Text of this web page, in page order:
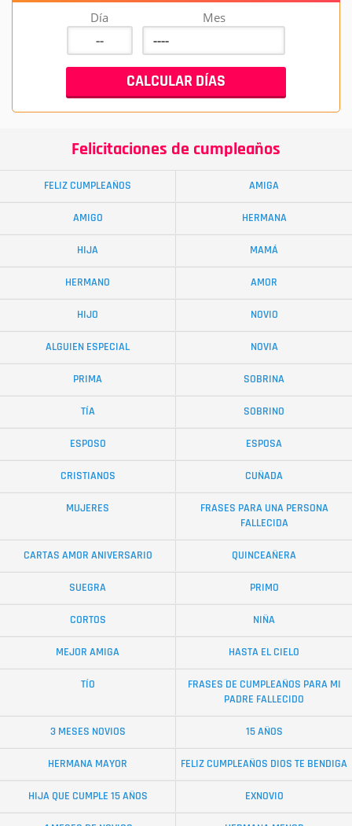
Día Mes
Felicitaciones de cumpleaños
FELIZ CUMPLEAÑOS AMIGA
AMIGO HERMANA
HIJA MAMÁ
HERMANO AMOR
HIJO NOVIO
ALGUIEN ESPECIAL NOVIA
PRIMA SOBRINA
TÍA SOBRINO
ESPOSO ESPOSA
CRISTIANOS CUÑADA
MUJERES
FRASES PARA UNA PERSONA
FALLECIDA
CARTAS AMOR ANIVERSARIO QUINCEAÑERA
SUEGRA PRIMO
CORTOS NIÑA
MEJOR AMIGA HASTA EL CIELO
TÍO
FRASES DE CUMPLEAÑOS PARA MI
PADRE FALLECIDO
3 MESES NOVIOS 15 AÑOS
HERMANA MAYOR FELIZ CUMPLEAÑOS DIOS TE BENDIGA
HIJA QUE CUMPLE 15 AÑOS EXNOVIO